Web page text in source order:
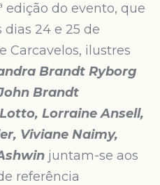
edição do evento, que
24 e 25 de
Carcavelos, ilustres
Brandt Ryborg
Brandt
Lorraine Ansell,
Viviane Naimy,
juntam-se aos
referência